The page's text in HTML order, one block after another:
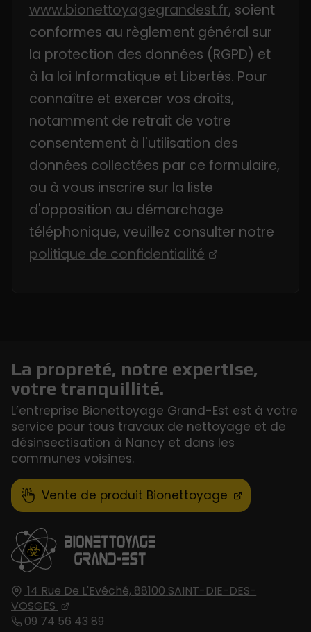
www.bionettoyagegrandest.fr, soient
conformes au règlement général sur
la protection des données (RGPD) et
à la loi Informatique et Libertés. Pour
connaître et exercer vos droits,
notamment de retrait de votre
consentement à l'utilisation des
données collectées par ce formulaire,
ou à vous inscrire sur la liste
d'opposition au démarchage
téléphonique, veuillez consulter notre
politique de confidentialité
14 Rue De L'Evéché, 88100 SAINT-DIE-DES-
VOSGES
09 74 56 43 89
La propreté, notre expertise,
votre tranquillité.
L’entreprise Bionettoyage Grand-Est est à votre
service pour tous travaux de nettoyage et de
désinsectisation à Nancy et dans les
communes voisines.
Vente de produit Bionettoyage